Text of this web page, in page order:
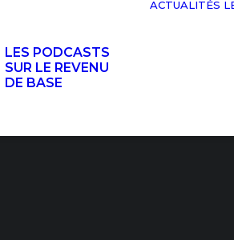
LES PODCASTS
SUR LE REVENU
DE BASE
ACTUALITÉS